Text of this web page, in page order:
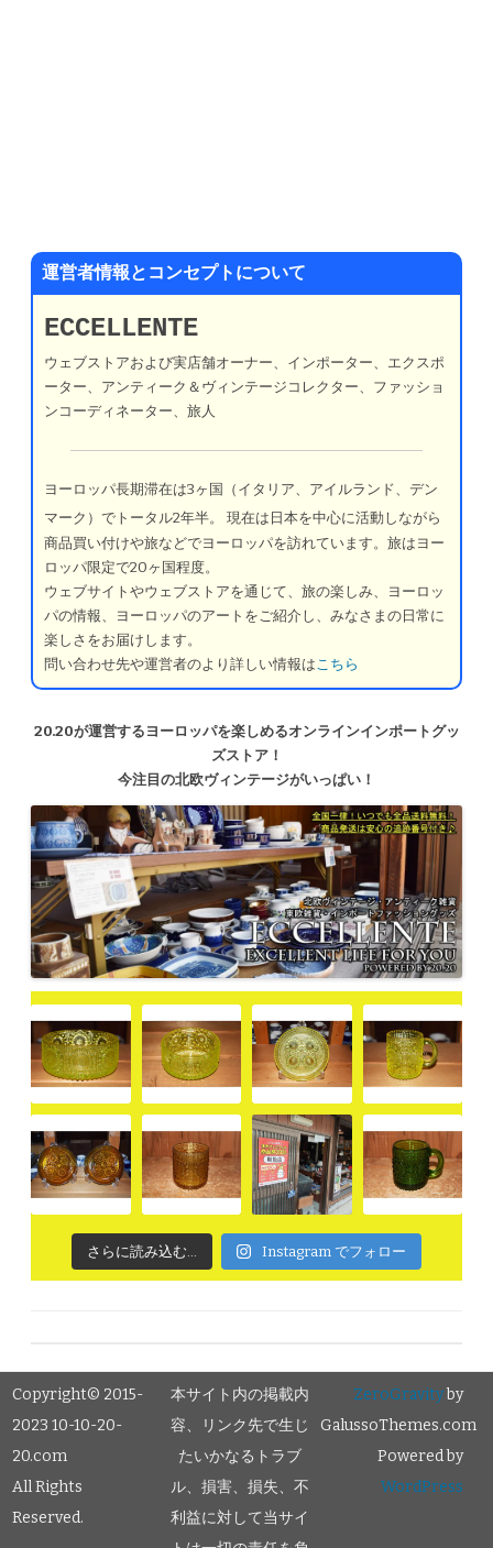
運営者情報とコンセプトについて
ECCELLENTE
ウェブストアおよび実店舗オーナー、インポーター、エクスポ
ーター、アンティーク＆ヴィンテージコレクター、ファッショ
ンコーディネーター、旅人
ヨーロッパ長期滞在は3ヶ国（イタリア、アイルランド、デン
マーク）でトータル2年半。
現在は日本を中心に活動しながら
商品買い付けや旅などでヨーロッパを訪れています。旅はヨー
ロッパ限定で20ヶ国程度。
ウェブサイトやウェブストアを通じて、旅の楽しみ、ヨーロッ
パの情報、ヨーロッパのアートをご紹介し、みなさまの日常に
楽しさをお届けします。
問い合わせ先や運営者のより詳しい情報はこちら
20.20が運営するヨーロッパを楽しめるオンラインインポートグッ
ズストア！
今注目の北欧ヴィンテージがいっぱい！
さらに読み込む... Instagram でフォロー
Copyright© 2015-
2023 10-10-20-
20.com
All Rights
Reserved.
本サイト内の掲載内
容、リンク先で生じ
たいかなるトラブ
ル、損害、損失、不
利益に対して当サイ
ZeroGravityby
GalussoThemes.com
Powered by
WordPress